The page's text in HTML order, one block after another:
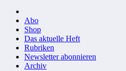
Abo
Shop
Das aktuelle Heft
Rubriken
Newsletter abonnieren
Archiv